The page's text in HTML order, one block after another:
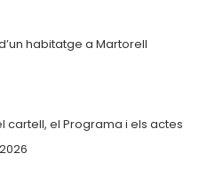
habitatge a Martorell
cartell, el Programa i els actes